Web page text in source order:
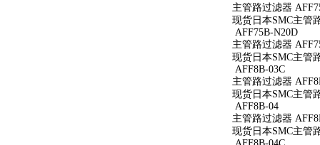
主管路过滤器
现货日本SMC主管
AFF75B-N20D
主管路过滤器
现货日本SMC主管
AFF8B-03C
主管路过滤器
现货日本SMC主管
AFF8B-04
主管路过滤器
现货日本SMC主管